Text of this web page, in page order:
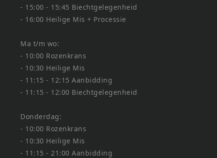
- 15:00 - 15:45 Biechtgelegenheid
- 16:00 Heilige Mis + Processie
Ma t/m wo:
- 10:00 Rozenkrans
- 10:30 Heilige Mis
- 11:15 - 12:15 Aanbidding
- 11:15 - 12:00 Biechtgelegenheid
Donderdag:
- 10:00 Rozenkrans
- 10:30 Heilige Mis
- 11:15 - 21:00 Aanbidding